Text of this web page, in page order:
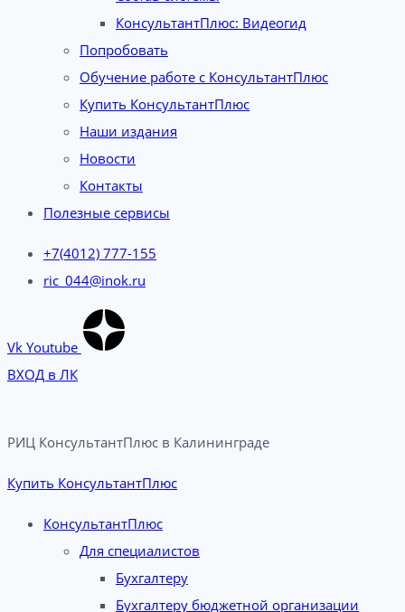
КонсультантПлюс: Видеогид
Попробовать
Обучение работе с КонсультантПлюс
Купить КонсультантПлюс
Наши издания
Новости
Контакты
Полезные сервисы
+7(4012) 777-155
ric_044@inok.ru
Vk Youtube
ВХОД в ЛК
РИЦ КонсультантПлюс в Калининграде​
Купить КонсультантПлюс
КонсультантПлюс
Для специалистов
Бухгалтеру
Бухгалтеру бюджетной организации